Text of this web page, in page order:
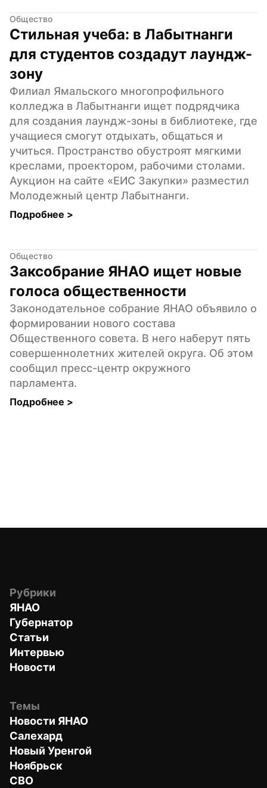
Общество
Стильная учеба: в Лабытнанги
для студентов создадут лаундж-
зону
Филиал Ямальского многопрофильного
колледжа в Лабытнанги ищет подрядчика
для создания лаундж-зоны в библиотеке, где
учащиеся смогут отдыхать, общаться и
учиться. Пространство обустроят мягкими
креслами, проектором, рабочими столами.
Аукцион на сайте «ЕИС Закупки» разместил
Молодежный центр Лабытнанги.
Подробнее >
Общество
Заксобрание ЯНАО ищет новые
голоса общественности
Законодательное собрание ЯНАО объявило о
формировании нового состава
Общественного совета. В него наберут пять
совершеннолетних жителей округа. Об этом
сообщил пресс-центр окружного
парламента.
Подробнее >
Рубрики
ЯНАО
Губернатор
Статьи
Интервью
Новости
Темы
Новости ЯНАО
Салехард
Новый Уренгой
Ноябрьск
СВО